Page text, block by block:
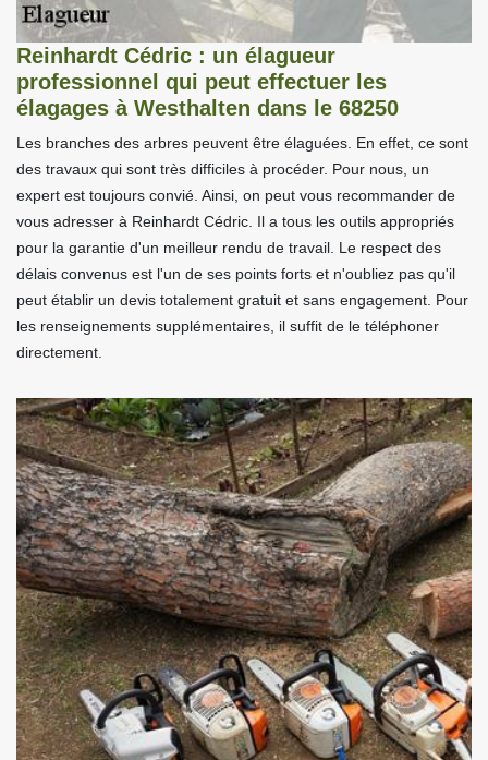
Reinhardt Cédric : un élagueur
professionnel qui peut effectuer les
élagages à Westhalten dans le 68250
Les branches des arbres peuvent être élaguées. En effet, ce sont
des travaux qui sont très difficiles à procéder. Pour nous, un
expert est toujours convié. Ainsi, on peut vous recommander de
vous adresser à Reinhardt Cédric. Il a tous les outils appropriés
pour la garantie d'un meilleur rendu de travail. Le respect des
délais convenus est l'un de ses points forts et n'oubliez pas qu'il
peut établir un devis totalement gratuit et sans engagement. Pour
les renseignements supplémentaires, il suffit de le téléphoner
directement.